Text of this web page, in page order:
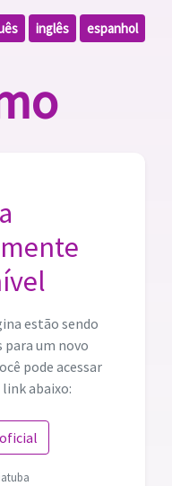
inglês espanhol
estão sendo
para um novo
pode acessar
abaixo: